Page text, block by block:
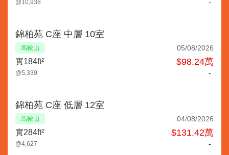
@10,938 -
05/08/2026
馬鞍山
錦柏苑 C座 中層 10室
$98.24萬
實184ft²
@5,339 -
04/08/2026
馬鞍山
錦柏苑 C座 低層 12室
$131.42萬
實284ft²
@4,627 -